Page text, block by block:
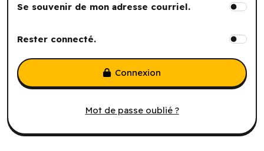
Se souvenir de mon adresse courriel.
Rester connecté.
Mot de passe oublié ?
Connexion